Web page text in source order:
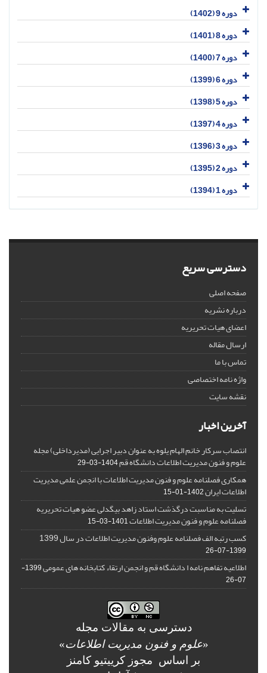
دوره 9 (1402)
دوره 8 (1401)
دوره 7 (1400)
دوره 6 (1399)
دوره 5 (1398)
دوره 4 (1397)
دوره 3 (1396)
دوره 2 (1395)
دوره 1 (1394)
دسترسی سریع
صفحه اصلی
درباره نشریه
اعضای هیات تحریریه
ارسال مقاله
تماس با ما
واژه نامه اختصاصی
نقشه سایت
آخرین اخبار
انتصاب سرکار خانم الهام یلوه به عنوان دبیر اجرایی (مدیرداخلی) مجله
علوم و فنون مدیریت اطلاعات دانشگاه قم1404-03-29
همکاری فصلنامه علوم و فنون مدیریت اطلاعات با انجمن علمی مدیریت
اطلاعات ایران1402-01-15
تسلیت به مناسبت درگذشت استاد زاهد بیگدلی عضو هیات تحریریه
فصلنامه علوم و فنون مدیریت اطلاعات1401-03-15
کسب رتبه الف فصلنامه علوم وفنون مدیریت اطلاعات در سال 1399
1399-07-26
اطلاعیه تفاهم نامه ا دانشگاه قم و انجمن ارتقاء کتابخانه های عمومی
1399-
07-26
دسترسی به مقالات مجله
«علوم و فنون مدیریت اطلاعات»
بر اساس مجوز کرییتیو کامنز